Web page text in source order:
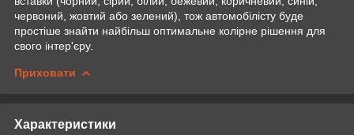
червоний, жовтий або зелений), тож автомобілісту буде
простіше знайти найбільш оптимальне колірне рішення для
свого інтер'єру.
Приховати
Характеристики